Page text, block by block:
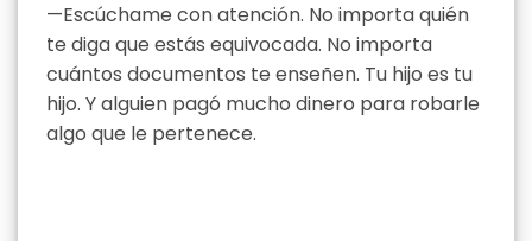
—Escúchame con atención. No importa quién
te diga que estás equivocada. No importa
cuántos documentos te enseñen. Tu hijo es tu
hijo. Y alguien pagó mucho dinero para robarle
algo que le pertenece.